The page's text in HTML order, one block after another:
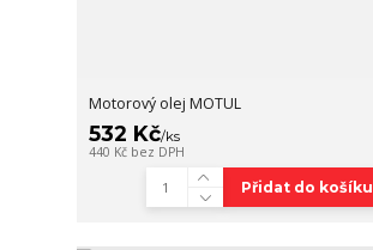
Motorový olej MOTUL
532 Kč/ks
440 Kč bez DPH
Přidat do košíku